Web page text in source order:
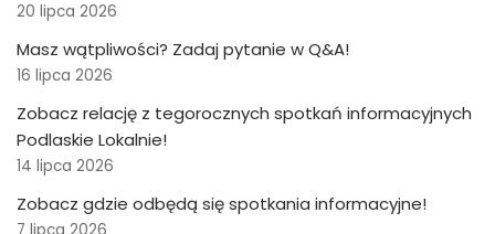
20 lipca 2026
Masz wątpliwości? Zadaj pytanie w Q&A!
16 lipca 2026
Zobacz relację z tegorocznych spotkań informacyjnych
Podlaskie Lokalnie!
14 lipca 2026
Zobacz gdzie odbędą się spotkania informacyjne!